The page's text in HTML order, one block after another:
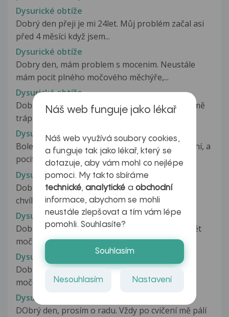
Dysurické obtíže
Dobrý den přeji je mi 24let. Můj problém začal asi
před 4 měsíci když jsem...
Dysurické obtíže
Dobry den, mám problem s mocenim. Neustále
mám pocit plného močového měchýře,...
Dysurické obtíže
Dobrý den, obracím se na Vás s dotazem, jenž mě
trápí už delší dobu. Se svojí...
Dysurické obtíže
Bolest a pulzování v podbřišku, občasné svědění, a
pocit lechtání MM,pochvy....
Dysurické obtíže
Dobry den pálí mě při močení a po vyfocení po
chvíli mi ještě uniká moc a...
Dysurické obtíže
Dobrý den prodělal jsem asi před měsícem zánět
moč cest měl jsem v moči blíkovinu...
Dysurické obtíže
Dobrý den. Mám silné bolesti a pálení při i po
močení, ale po návštěvě obvodního...
Dysurické obtíže po cvičení
DObrý den, prosím o radu. Vždy po cvičení mě pálí
Náš web funguje jako lékař
Náš web využívá soubory cookies,
a funguje tak jako lékař, který se
dotazuje, aby vám mohl co nejlépe
pomoci. My takto sbíráme
technické,analytické a obchodní
informace, abychom se mohli
neustále zlepšovat a tím vám lépe
pomohli. Souhlasíte?
Souhlasím
Nesouhlasím Nastavení